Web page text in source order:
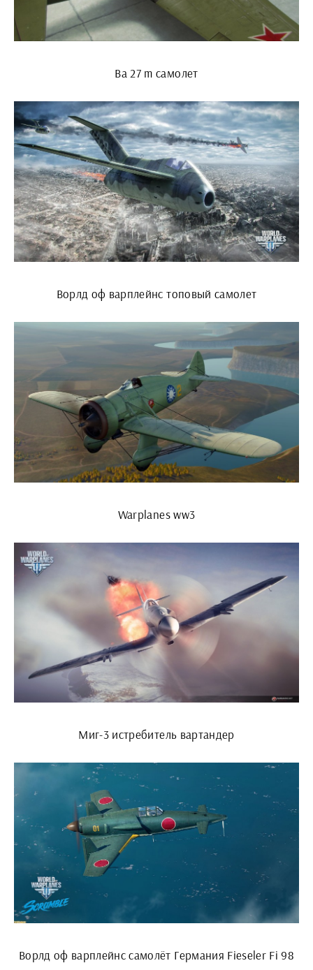
Ba 27 m самолет
Ворлд оф варплейнс топовый самолет
Warplanes ww3
Миг-3 истребитель вартандер
Ворлд оф варплейнс самолёт Германия Fieseler Fi 98